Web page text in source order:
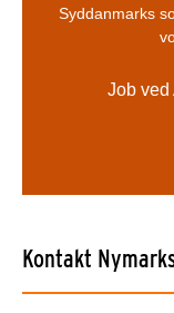
Syddanmarks
Job ved
Kontakt